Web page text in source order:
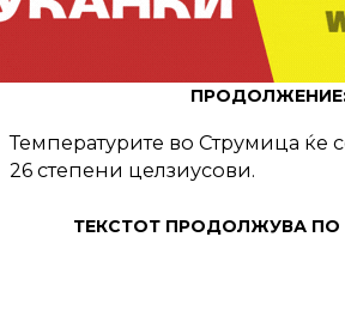
Температурите во Струмица ќе
26 степени целзиусови.
ТЕКСТОТ ПРОДОЛЖУВА ПО